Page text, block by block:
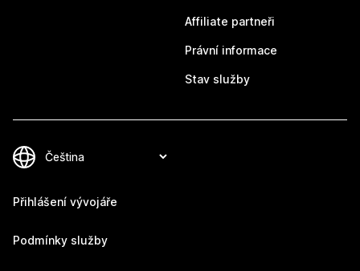
Affiliate partneři
Právní informace
Stav služby
Přihlášení vývojáře
Podmínky služby